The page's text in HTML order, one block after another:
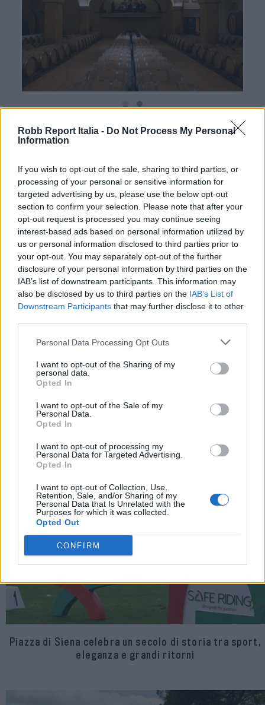
Robb Report Italia - Do Not Process My Personal
Information
If you wish to opt-out of the sale, sharing to third parties, or
processing of your personal or sensitive information for
targeted advertising by us, please use the below opt-out
section to confirm your selection. Please note that after your
opt-out request is processed you may continue seeing
interest-based ads based on personal information utilized by
us or personal information disclosed to third parties prior to
your opt-out. You may separately opt-out of the further
disclosure of your personal information by third parties on the
IAB’s list of downstream participants. This information may
also be disclosed by us to third parties on the IAB’s List of
Downstream Participants that may further disclose it to other
Personal Data Processing Opt Outs
I want to opt-out of the Sharing of my
personal data.
Opted In
I want to opt-out of the Sale of my
Personal Data.
Opted In
I want to opt-out of processing my
Personal Data for Targeted Advertising.
Opted In
I want to opt-out of Collection, Use,
Retention, Sale, and/or Sharing of my
Personal Data that Is Unrelated with the
Purposes for which it was collected.
Opted Out
CONFIRM
Articolo realizzato in collaborazione con
Rosewood
Castiglion Del Bosco
Articolo tratto dal numero estivodi Robb Report Italia
Per altri contenuti iscriviti alla newsletter di Robb
Report ISCRIVITI
Share
RELATED POSTS
Piazza di Siena celebra un secolo di storia tra sport,
eleganza e grandi ritorni